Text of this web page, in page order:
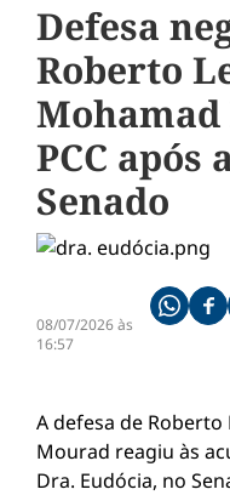
Defesa
Roberto
PCC após
Senado
08/07/2026 às
16:57
A defesa de
Mourad reagiu às
Dra. Eudócia, no